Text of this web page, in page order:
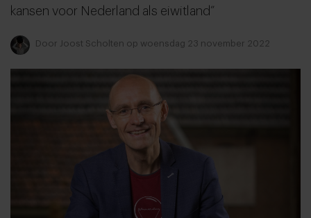
kansen voor Nederland als eiwitland”
Door Joost Scholten op woensdag 23 november 2022